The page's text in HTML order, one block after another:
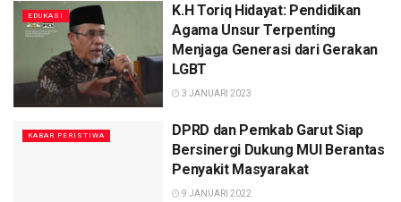
EDUKASI
K.H Toriq Hidayat: Pendidikan
Agama Unsur Terpenting
Menjaga Generasi dari Gerakan
LGBT
3 JANUARI 2023
KABAR PERISTIWA
DPRD dan Pemkab Garut Siap
Bersinergi Dukung MUI Berantas
Penyakit Masyarakat
9 JANUARI 2022